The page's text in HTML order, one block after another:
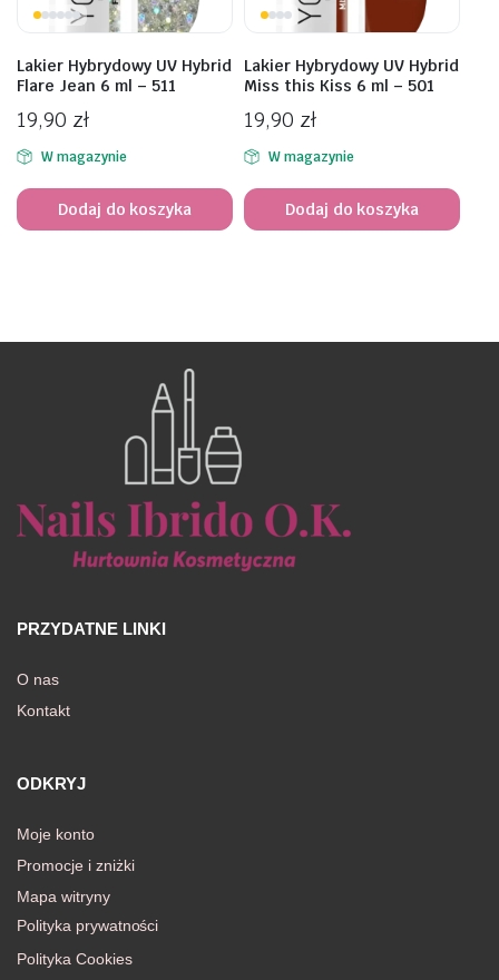
Lakier Hybrydowy UV Hybrid
Flare Jean 6 ml – 511
19,90 zł
W magazynie
Dodaj do koszyka
Lakier Hybrydowy UV Hybrid
Miss this Kiss 6 ml – 501
19,90 zł
W magazynie
Dodaj do koszyka
PRZYDATNE LINKI
O nas
Kontakt
ODKRYJ
Moje konto
Promocje i zniżki
Mapa witryny
Polityka prywatności
Polityka Cookies